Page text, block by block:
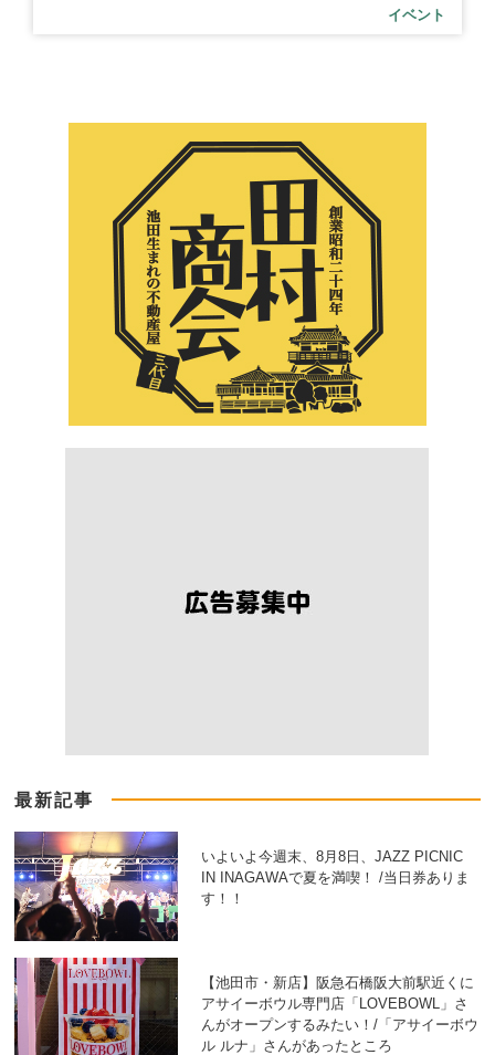
イベント
最新記事
いよいよ今週末、8月8日、JAZZ PICNIC
IN INAGAWAで夏を満喫！ /当日券ありま
す！！
【池田市・新店】阪急石橋阪大前駅近くに
アサイーボウル専門店「LOVEBOWL」さ
んがオープンするみたい！/「アサイーボウ
ル ルナ」さんがあったところ